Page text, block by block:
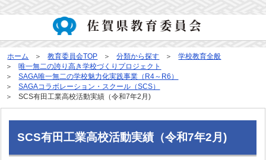
ホーム 教育委員会TOP 分類から探す
学校教育全般
唯一無二の誇り高き学校づくりプロジェクト
SAGA唯一無二の学校魅力化実践事業（R4～R6）
SAGAコラボレーション・スクール（SCS）
SCS有田工業高校活動実績（令和7年2月)
SCS有田工業高校活動実績（令和7年2月)